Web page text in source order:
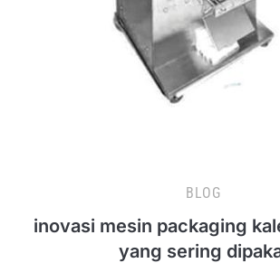
BLOG
inovasi mesin packaging
yang sering